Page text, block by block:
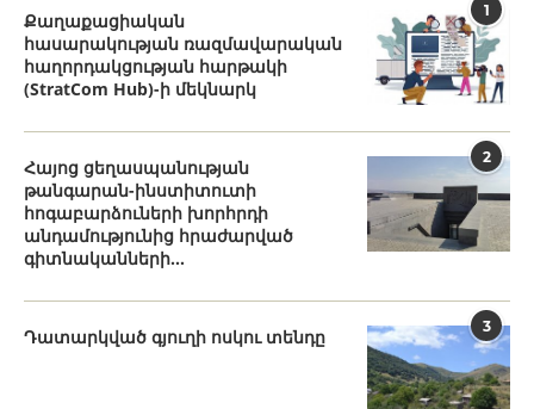
1
Քաղաքացիական
հասարակության ռազմավարական
հաղորդակցության հարթակի
(StratCom Hub)-ի մեկնարկ
2
Հայոց ցեղասպանության
թանգարան-ինստիտուտի
հոգաբարձուների խորհրդի
անդամությունից հրաժարված
գիտնականների...
3
Դատարկված գյուղի ոսկու տենդը